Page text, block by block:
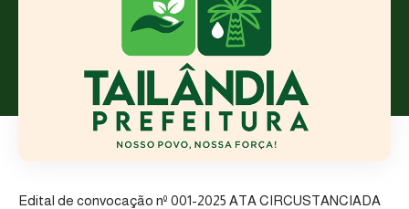
Edital de convocação nº 001-2025 ATA CIRCUSTANCIADA